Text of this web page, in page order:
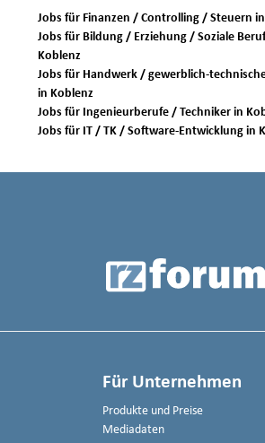
Jobs
Jobs für Bildung / Erziehung / Soziale Berufe
Koblenz
Jobs für Handwerk / gewerblich-
in Koblenz
Jobs für Ingenieurberufe
Jobs für IT /
Für Unternehmen
Produkte und Preise
Mediadaten